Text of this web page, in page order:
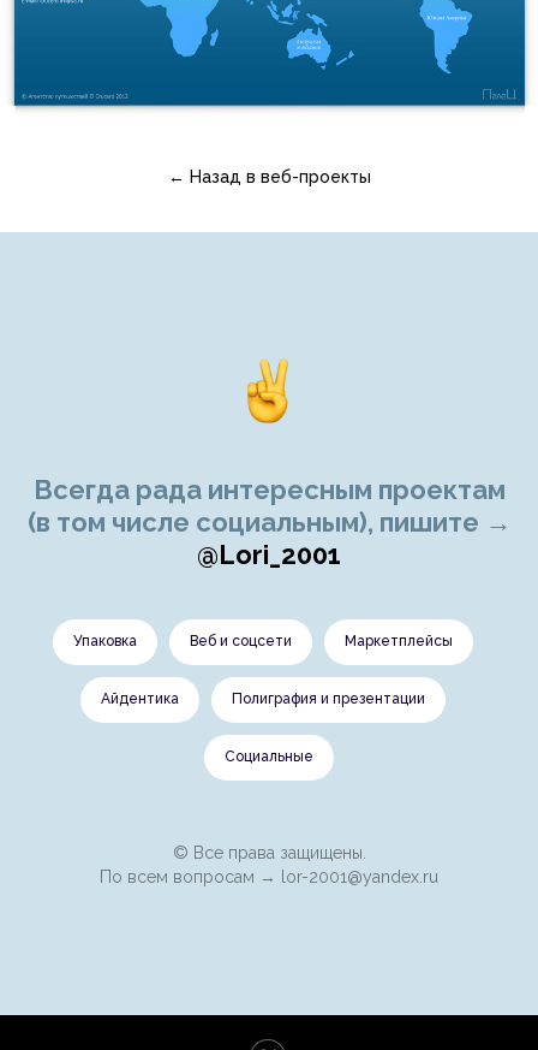
← Назад в веб-проекты
Всегда рада интересным проектам
(в том числе социальным), пишите →
@Lori_2001
Упаковка Веб и соцсети Маркетплейсы
Айдентика Полиграфия и презентации
Социальные
© Все права защищены.
По всем вопросам →
lor-2001@yandex.ru